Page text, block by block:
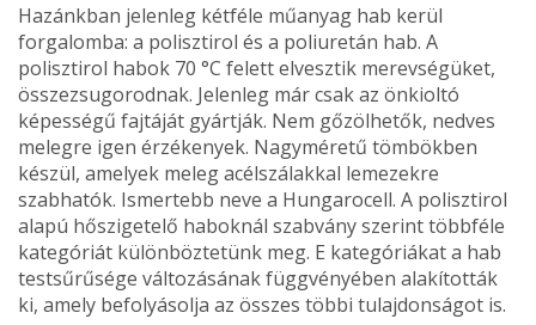
Hazánkban jelenleg kétféle műanyag hab kerül
forgalomba: a polisztirol és a poliuretán hab. A
polisztirol habok 70 °C felett el­vesztik merevségüket,
összezsugorod­nak. Jelenleg már csak az önkioltó
képes­ségű fajtáját gyártják. Nem gőzölhetők, nedves
melegre igen érzékenyek. Nagy­méretű tömbökben
készül, amelyek me­leg acélszálakkal lemezekre
szabhatók. Ismertebb neve a Hungarocell. A polisztirol
alapú hőszigetelő habok­nál szabvány szerint többféle
kategóriát különböztetünk meg. E kategóriákat a hab
testsűrűsége változásának függvé­nyében alakították
ki, amely befolyásol­ja az összes többi tulajdonságot is.